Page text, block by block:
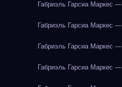
Габриэль Гарсиа Маркес
Габриэль Гарсиа Маркес
Габриэль Гарсиа Маркес
Габриэль Гарсиа Маркес